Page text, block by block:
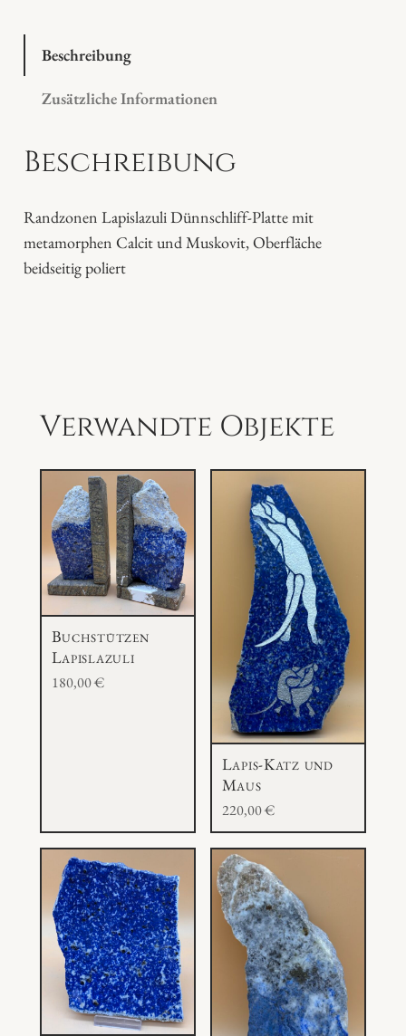
a
l
a
Beschreibung
Zusätzliche Informationen
Beschreibung
Randzonen Lapislazuli Dünnschliff-Platte mit
metamorphen Calcit und Muskovit, Oberfläche
beidseitig poliert
Verwandte Objekte
Buchstützen
Lapislazuli
180,00€
Lapis-Katz und
Maus
220,00€